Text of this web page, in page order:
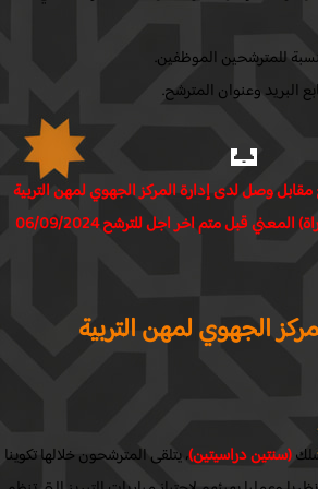
للمترشحين الموظفين.
وعنوان المترشح.
🔔
وصل لدى إدارة المركز الجهوي لمهن التربية
قبل متم اخر اجل للترشح 06/09/2024
الجهوي لمهن التربية
(سنتين دراسيتين)، يتلقى المترشحون خلالها تكوينا